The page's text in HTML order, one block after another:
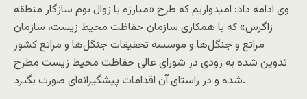
وی ادامه داد: امیدواریم که طرح «مبارزه با زوال بوم سازگار منطقه
زاگرس» که با همکاری سازمان حفاظت محیط زیست، سازمان
مراتع و جنگل‌ها و موسسه تحقیقات جنگل‌ها و مراتع کشور
تدوین شده به زودی در شورای عالی حفاظت محیط زیست مطرح
شده و در راستای آن اقدامات پیشگیرانه‌ای صورت بگیرد.